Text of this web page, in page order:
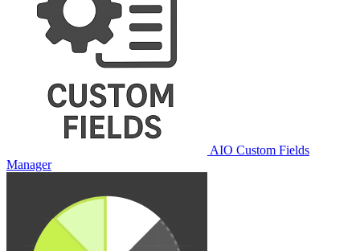
AIO Custom Fields
Manager